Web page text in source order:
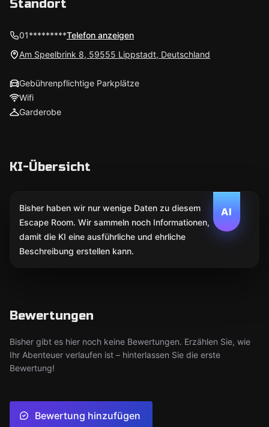
Standort
01*********Telefon anzeigen
Am Speelbrink 8, 59555 Lippstadt, Deutschland
Gebührenpflichtige Parkplätze
Wifi
Garderobe
KI-Übersicht
AI
Bisher haben wir nur wenige Daten zu diesem
Escape Room. Wir sammeln noch Informationen,
damit die KI eine ausführliche und ehrliche
Beschreibung erstellen kann.
Bewertungen
Bisher gibt es hier noch keine Bewertungen. Erzählen Sie, wie
Ihr Abenteuer verlaufen ist – hinterlassen Sie die erste
Bewertung!
Bewertung hinzufügen